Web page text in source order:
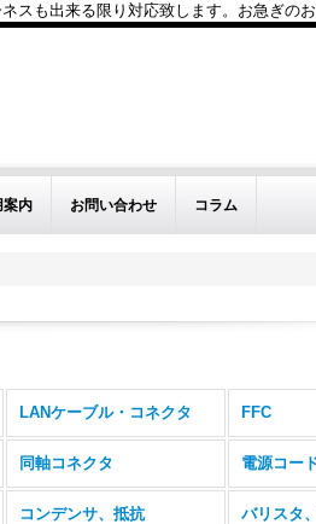
も出来る限り対応致します。お急ぎのお
案内 お問い合わせ コラム
LANケーブル・コネクタ FFC
同軸コネクタ 電源コー
コンデンサ、抵抗 バリスタ